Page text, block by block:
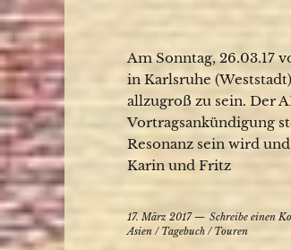
Am Sonntag, 26.03.17
in Karlsruhe
allzugroß zu sein. Der
Vortragsankündigung
Resonanz sein wird
Karin und Fritz
17. März 2017
Schreibe einen
Asien / Tagebuch / Touren